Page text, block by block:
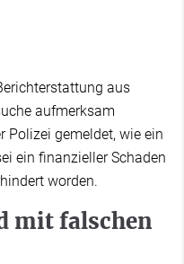
aus
aufmerksam
Polizei gemeldet, wie ein
ein finanzieller Schaden
worden.
mit falschen